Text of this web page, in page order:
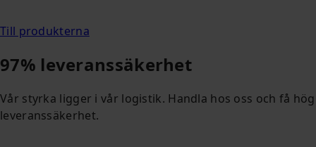
Till produkterna
97% leveranssäkerhet
Vår styrka ligger i vår logistik. Handla hos oss och få hög
leveranssäkerhet.